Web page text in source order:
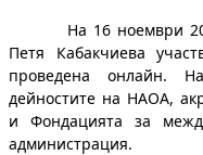
На 16 ноември
Петя Кабакчиева
проведена онлайн.
дейностите на НАОА,
и Фондацията за
администрация.